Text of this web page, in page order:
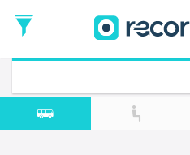
Date
Return trip (opt)
Return
Date